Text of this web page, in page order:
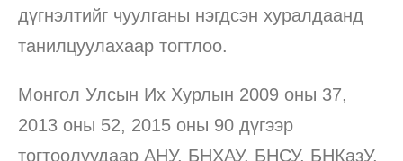
дүгнэлтийг чуулганы нэгдсэн хуралдаанд
танилцуулахаар тогтлоо.
Монгол Улсын Их Хурлын 2009 оны 37,
2013 оны 52, 2015 оны 90 дүгээр
тогтоолуудаар АНУ, БНХАУ, БНСУ, БНКазУ,